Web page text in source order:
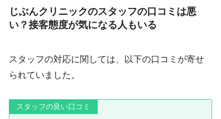
じぶんクリニックのスタッフの口コミは悪
い？接客態度が気になる人もいる
スタッフの対応に関しては、以下の口コミが寄せ
られていました。
スタッフの良い口コミ